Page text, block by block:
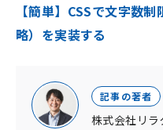
【簡単】CSSで文字数
略）を実装する
記事の著者
株式会社リラ